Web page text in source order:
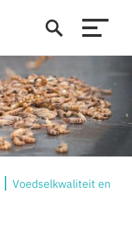
Voedselkwaliteit en